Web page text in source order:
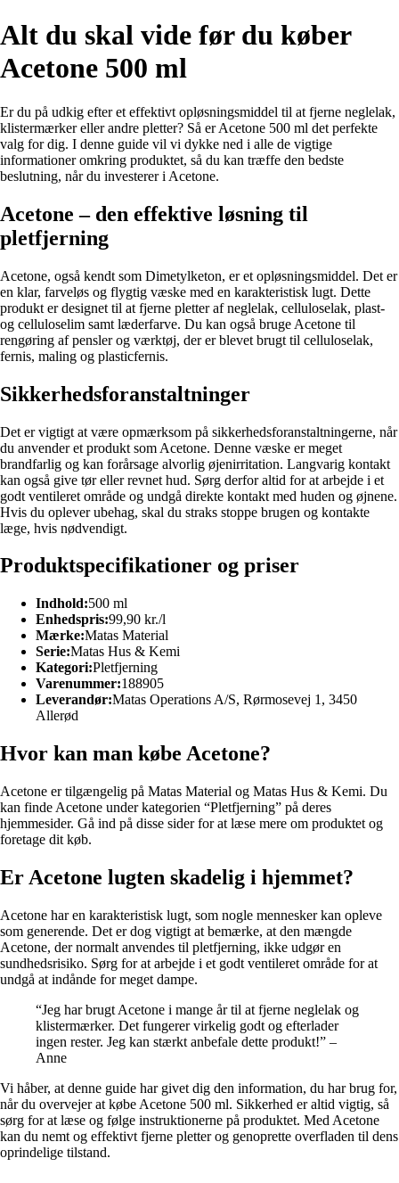
Alt du skal vide før du køber
Acetone 500 ml
Er du på udkig efter et effektivt opløsningsmiddel til at fjerne neglelak,
klistermærker eller andre pletter? Så er Acetone 500 ml det perfekte
valg for dig. I denne guide vil vi dykke ned i alle de vigtige
informationer omkring produktet, så du kan træffe den bedste
beslutning, når du investerer i Acetone.
Acetone – den effektive løsning til
pletfjerning
Acetone, også kendt som Dimetylketon, er et opløsningsmiddel. Det er
en klar, farveløs og flygtig væske med en karakteristisk lugt. Dette
produkt er designet til at fjerne pletter af neglelak, celluloselak, plast-
og celluloselim samt læderfarve. Du kan også bruge Acetone til
rengøring af pensler og værktøj, der er blevet brugt til celluloselak,
fernis, maling og plasticfernis.
Sikkerhedsforanstaltninger
Det er vigtigt at være opmærksom på sikkerhedsforanstaltningerne, når
du anvender et produkt som Acetone. Denne væske er meget
brandfarlig og kan forårsage alvorlig øjenirritation. Langvarig kontakt
kan også give tør eller revnet hud. Sørg derfor altid for at arbejde i et
godt ventileret område og undgå direkte kontakt med huden og øjnene.
Hvis du oplever ubehag, skal du straks stoppe brugen og kontakte
læge, hvis nødvendigt.
Produktspecifikationer og priser
Indhold:500 ml
Enhedspris:99,90 kr./l
Mærke:Matas Material
Serie:Matas Hus & Kemi
Kategori:Pletfjerning
Varenummer:188905
Leverandør:Matas Operations A/S, Rørmosevej 1, 3450
Allerød
Hvor kan man købe Acetone?
Acetone er tilgængelig på Matas Material og Matas Hus & Kemi. Du
kan finde Acetone under kategorien “Pletfjerning” på deres
hjemmesider. Gå ind på disse sider for at læse mere om produktet og
foretage dit køb.
Er Acetone lugten skadelig i hjemmet?
Acetone har en karakteristisk lugt, som nogle mennesker kan opleve
som generende. Det er dog vigtigt at bemærke, at den mængde
Acetone, der normalt anvendes til pletfjerning, ikke udgør en
sundhedsrisiko. Sørg for at arbejde i et godt ventileret område for at
undgå at indånde for meget dampe.
“Jeg har brugt Acetone i mange år til at fjerne neglelak og
klistermærker. Det fungerer virkelig godt og efterlader
ingen rester. Jeg kan stærkt anbefale dette produkt!” –
Anne
Vi håber, at denne guide har givet dig den information, du har brug for,
når du overvejer at købe Acetone 500 ml. Sikkerhed er altid vigtig, så
sørg for at læse og følge instruktionerne på produktet. Med Acetone
kan du nemt og effektivt fjerne pletter og genoprette overfladen til dens
oprindelige tilstand.